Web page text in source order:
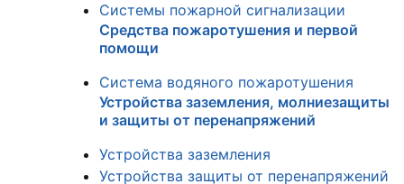
Системы пожарной сигнализации
Средства пожаротушения и первой
помощи
Система водяного пожаротушения
Устройства заземления, молниезащиты
и защиты от перенапряжений
Устройства заземления
Устройства защиты от перенапряжений